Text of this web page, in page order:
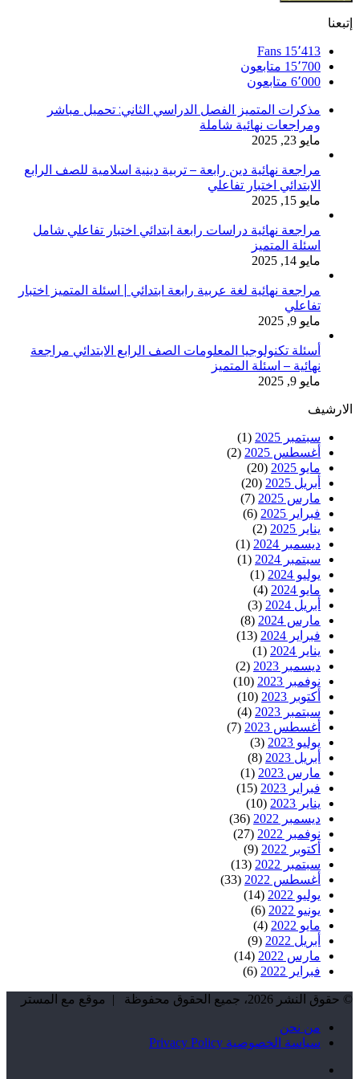
إتبعنا
15٬413 Fans
15٬700 متابعون
6٬000 متابعون
مذكرات المتميز الفصل الدراسي الثاني: تحميل مباشر
ومراجعات نهائية شاملة
مايو 23, 2025
مراجعة نهائية دين رابعة – تربية دينية اسلامية للصف الرابع
الابتدائي اختبار تفاعلي
مايو 15, 2025
مراجعة نهائية دراسات رابعة ابتدائي اختبار تفاعلي شامل
اسئلة المتميز
مايو 14, 2025
مراجعة نهائية لغة عربية رابعة ابتدائي | اسئلة المتميز اختبار
تفاعلي
مايو 9, 2025
أسئلة تكنولوجيا المعلومات الصف الرابع الابتدائي مراجعة
نهائية – اسئلة المتميز
مايو 9, 2025
الارشيف
سبتمبر 2025
(1)
أغسطس 2025
(2)
مايو 2025
(20)
أبريل 2025
(20)
مارس 2025
(7)
فبراير 2025
(6)
يناير 2025
(2)
ديسمبر 2024
(1)
سبتمبر 2024
(1)
يوليو 2024
(1)
مايو 2024
(4)
أبريل 2024
(3)
مارس 2024
(8)
فبراير 2024
(13)
يناير 2024
(1)
ديسمبر 2023
(2)
نوفمبر 2023
(10)
أكتوبر 2023
(10)
سبتمبر 2023
(4)
أغسطس 2023
(7)
يوليو 2023
(3)
أبريل 2023
(8)
مارس 2023
(1)
فبراير 2023
(15)
يناير 2023
(10)
ديسمبر 2022
(36)
نوفمبر 2022
(27)
أكتوبر 2022
(9)
سبتمبر 2022
(13)
أغسطس 2022
(33)
يوليو 2022
(14)
يونيو 2022
(6)
مايو 2022
(4)
أبريل 2022
(9)
مارس 2022
(14)
فبراير 2022
(6)
© حقوق النشر 2026، جميع الحقوق محفوظة | موقع مع المستر
من نحن
سياسة الخصوصية Privacy Policy